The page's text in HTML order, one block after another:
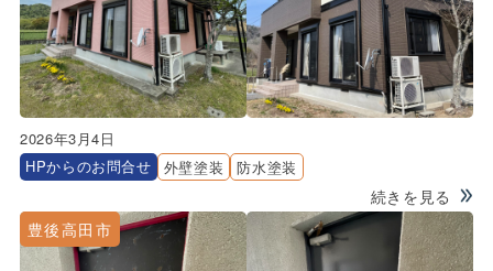
2026年3月4日
HPからのお問合せ
外壁塗装 防水塗装
続きを見る
豊後高田市